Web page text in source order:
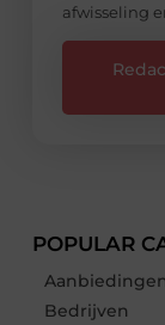
afwisseling
POPULAR
Aanbiedingen
Bedrijven